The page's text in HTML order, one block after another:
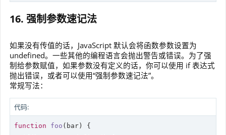
16. 强制参数速记法
如果没有传值的话，JavaScript 默认会将函数参数设置为
undefined。一些其他的编程语言会抛出警告或错误。为了强
制给参数赋值，如果参数没有定义的话，你可以使用 if 表达式
抛出错误，或者可以使用“强制参数速记法”。
常规写法：
代码:
function foo ( bar) {